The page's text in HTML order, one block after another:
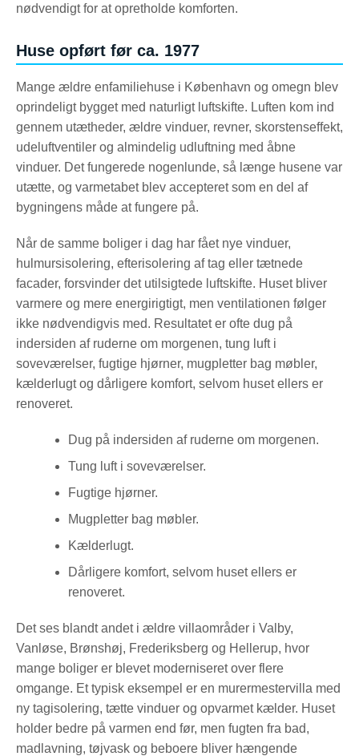
nødvendigt for at opretholde komforten.
Huse opført før ca. 1977
Mange ældre enfamiliehuse i København og omegn blev
oprindeligt bygget med naturligt luftskifte. Luften kom ind
gennem utætheder, ældre vinduer, revner, skorstenseffekt,
udeluftventiler og almindelig udluftning med åbne
vinduer. Det fungerede nogenlunde, så længe husene var
utætte, og varmetabet blev accepteret som en del af
bygningens måde at fungere på.
Når de samme boliger i dag har fået nye vinduer,
hulmursisolering, efterisolering af tag eller tætnede
facader, forsvinder det utilsigtede luftskifte. Huset bliver
varmere og mere energirigtigt, men ventilationen følger
ikke nødvendigvis med. Resultatet er ofte dug på
indersiden af ruderne om morgenen, tung luft i
soveværelser, fugtige hjørner, mugpletter bag møbler,
kælderlugt og dårligere komfort, selvom huset ellers er
renoveret.
Dug på indersiden af ruderne om morgenen.
Tung luft i soveværelser.
Fugtige hjørner.
Mugpletter bag møbler.
Kælderlugt.
Dårligere komfort, selvom huset ellers er
renoveret.
Det ses blandt andet i ældre villaområder i Valby,
Vanløse, Brønshøj, Frederiksberg og Hellerup, hvor
mange boliger er blevet moderniseret over flere
omgange. Et typisk eksempel er en murermestervilla med
ny tagisolering, tætte vinduer og opvarmet kælder. Huset
holder bedre på varmen end før, men fugten fra bad,
madlavning, tøjvask og beboere bliver hængende